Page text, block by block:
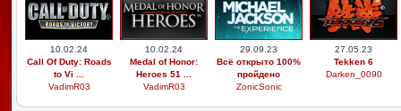
10.02.24
Call Of Duty: Roads
to Vi ...
VadimR03
10.02.24
Medal of Honor:
Heroes 51 ...
VadimR03
29.09.23
Всё открыто 100%
пройдено
ZonicSonic
27.05.23
Tekken 6
Darken_0090